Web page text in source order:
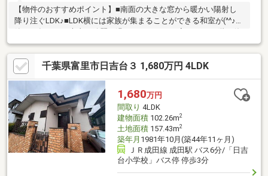
【物件のおすすめポイント】■南面の大きな窓から暖かい陽射し
降り注ぐLDK♪■LDK横には家族が集まることができる和室が(^^♪■
い勝手のいい洋室は３部屋♪収納は各部屋に完備♪■２階にはWICと
納戸があり収納スペースは申し分なし♪■玄関に窓有り＆吹抜けで
開放感のある空間！■キッチンには勝手口がありゴミ出しラクチ
ン！！■カーポート付きの１台駐車スペース☆【周辺のおすすめ
ポイント】■小中学校徒歩圏内■コンビニすぐ！■駅までバスでラ
クラク通勤☆■大きな病院も日吉台にあります☆
千葉県富里市日吉台３ 1,680万円 4LDK
1,680万円
間取り 4LDK
建物面積102.26m2
土地面積157.43m2
築年月 1981年10月(築44年11ヶ月)
ＪＲ成田線 成田駅 バス6分/「日吉
台小学校」バス停 停歩3分